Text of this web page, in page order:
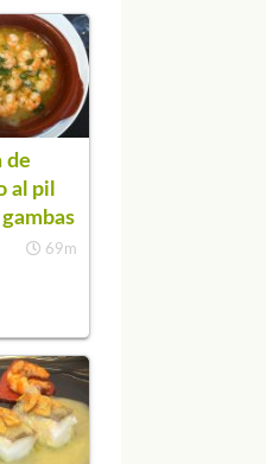
de
al pil
69m